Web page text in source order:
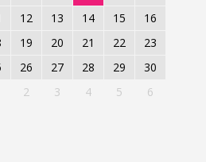
12 13 14 15
16
19 20 21 22
23
26 27 28 29
30
2 3 4 5 6